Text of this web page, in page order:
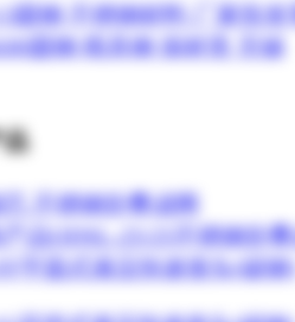
圆钢 不锈钢材料 厂家批发
圆钢 模具钢 保材质 无锡
芯.不锈钢折叠滤网
产品QDSL-25/25不锈钢折
平面式液压快速接头(碳钢